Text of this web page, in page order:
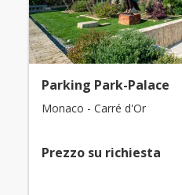
Parking Park-Palace
Monaco - Carré d'Or
Prezzo su richiesta